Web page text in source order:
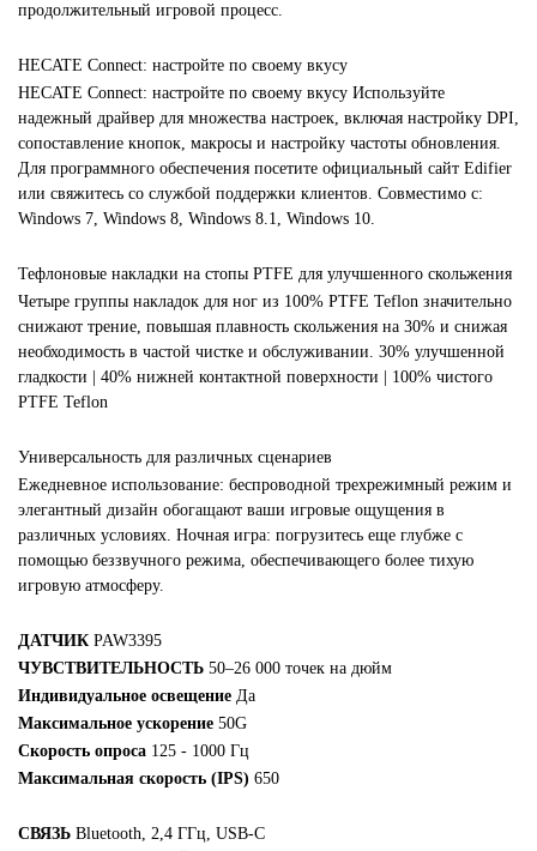
продолжительный игровой процесс.
HECATE Connect: настройте по своему вкусу
HECATE Connect: настройте по своему вкусу Используйте
надежный драйвер для множества настроек, включая настройку DPI,
сопоставление кнопок, макросы и настройку частоты обновления.
Для программного обеспечения посетите официальный сайт Edifier
или свяжитесь со службой поддержки клиентов. Совместимо с:
Windows 7, Windows 8, Windows 8.1, Windows 10.
Тефлоновые накладки на стопы PTFE для улучшенного скольжения
Четыре группы накладок для ног из 100% PTFE Teflon значительно
снижают трение, повышая плавность скольжения на 30% и снижая
необходимость в частой чистке и обслуживании. 30% улучшенной
гладкости | 40% нижней контактной поверхности | 100% чистого
PTFE Teflon
Универсальность для различных сценариев
Ежедневное использование: беспроводной трехрежимный режим и
элегантный дизайн обогащают ваши игровые ощущения в
различных условиях. Ночная игра: погрузитесь еще глубже с
помощью беззвучного режима, обеспечивающего более тихую
игровую атмосферу.
ДАТЧИК PAW3395
ЧУВСТВИТЕЛЬНОСТЬ 50–26 000 точек на дюйм
Индивидуальное освещение Да
Максимальное ускорение 50G
Скорость опроса 125 - 1000 Гц
Максимальная скорость (IPS) 650
СВЯЗЬ Bluetooth, 2,4 ГГц, USB-C